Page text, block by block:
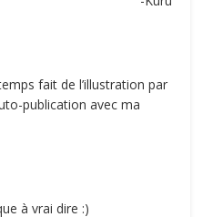
fait de l’illustration par
publication avec ma
à vrai dire :)